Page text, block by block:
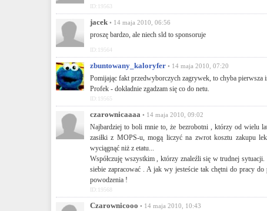
ID:19563
jacek • 14 maja 2010, 06:56
proszę bardzo, ale niech sld to sponsoruje
ID:19564
zbuntowany_kaloryfer • 14 maja 2010, 07:20
Pomijając fakt przedwyborczych zagrywek, to chyba
Profek - dokładnie zgadzam się co do netu.
ID:19565
czarownicaaaa • 14 maja 2010, 09:02
Najbardziej to boli mnie to, że bezrobotni , którzy od wielu
zasiłki z MOPS-u, mogą liczyć na zwrot kosztu zakupu
wyciągnąć niż z etatu...
Współczuję wszystkim , którzy znaleźli się w trudnej
siebie zapracować . A jak wy jesteście tak chętni do pracy
powodzenia !
ID:19568
Czarownicooo • 14 maja 2010, 10:43